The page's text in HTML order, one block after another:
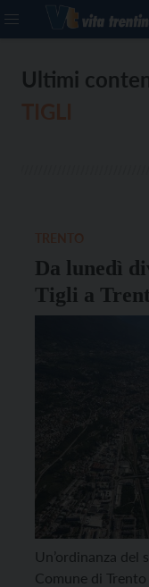
Ultimi
Da lunedì
Tigli a
Un’ordinanza del
Comune di